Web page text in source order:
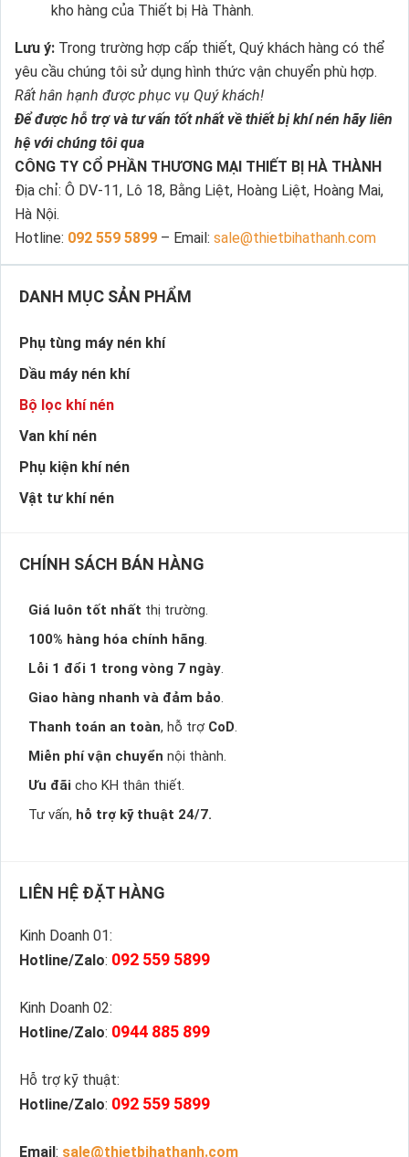
DANH MỤC SẢN PHẨM
Phụ tùng máy nén khí
Dầu máy nén khí
Bộ lọc khí nén
Van khí nén
Phụ kiện khí nén
Vật tư khí nén
CHÍNH SÁCH BÁN HÀNG
Giá luôn tốt nhất thị trường.
100% hàng hóa chính hãng.
Lỗi 1 đổi 1 trong vòng 7 ngày.
Giao hàng nhanh và đảm bảo.
Thanh toán an toàn, hỗ trợ CoD.
Miễn phí vận chuyển nội thành.
Ưu đãi cho KH thân thiết.
Tư vấn, hỗ trợ kỹ thuật 24/7.
LIÊN HỆ ĐẶT HÀNG
Kinh Doanh 01:
Hotline/Zalo: 092 559 5899
Kinh Doanh 02:
Hotline/Zalo: 0944 885 899
Hỗ trợ kỹ thuật:
Hotline/Zalo: 092 559 5899
Email: sale@thietbihathanh.com
kho hàng của Thiết bị Hà Thành.
Lưu ý: Trong trường hợp cấp thiết, Quý khách hàng có thể
yêu cầu chúng tôi sử dụng hình thức vận chuyển phù hợp.
Rất hân hạnh được phục vụ Quý khách!
Để được hỗ trợ và tư vấn tốt nhất về thiết bị khí nén hãy liên
hệ với chúng tôi qua
CÔNG TY CỔ PHẦN THƯƠNG MẠI THIẾT BỊ HÀ THÀNH
Địa chỉ: Ô DV-11, Lô 18, Bằng Liệt, Hoàng Liệt, Hoàng Mai,
Hà Nội.
Hotline: 092 559 5899 – Email: sale@thietbihathanh.com